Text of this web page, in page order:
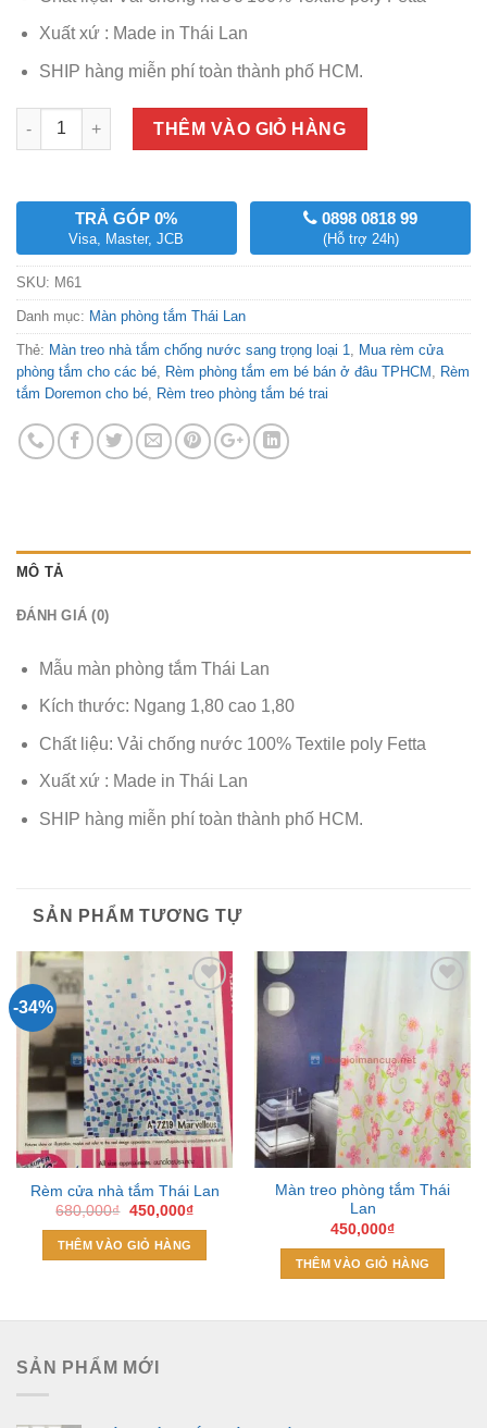
Xuất xứ : Made in Thái Lan
SHIP hàng miễn phí toàn thành phố HCM.
Số lượng
THÊM VÀO GIỎ HÀNG
TRẢ GÓP 0%
Visa, Master, JCB
0898 0818 99
(Hỗ trợ 24h)
SKU: M61
Danh mục: Màn phòng tắm Thái Lan
Thẻ: Màn treo nhà tắm chống nước sang trọng loại 1
Mua rèm cửa
phòng tắm cho các bé Rèm phòng tắm em bé bán ở đâu TPHCM
Rèm
tắm Doremon cho bé Rèm treo phòng tắm bé trai
MÔ TẢ
ĐÁNH GIÁ (0)
Mẫu màn phòng tắm Thái Lan
Kích thước: Ngang 1,80 cao 1,80
Chất liệu: Vải chống nước 100% Textile poly Fetta
Xuất xứ : Made in Thái Lan
SHIP hàng miễn phí toàn thành phố HCM.
SẢN PHẨM TƯƠNG TỰ
-34%
Add to
Wishlist
Rèm cửa nhà tắm Thái Lan
680,000₫ Giá
là:
680,000₫.
450,000₫Giá
THÊM VÀO GIỎ HÀNG
Add to
Wishlist
Màn treo phòng tắm Thái
Lan
450,000₫
THÊM VÀO GIỎ HÀNG
SẢN PHẨM MỚI